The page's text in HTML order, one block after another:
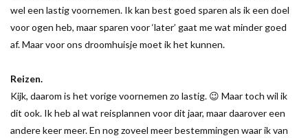
wel een lastig voornemen. Ik kan best goed sparen als ik een doel
voor ogen heb, maar sparen voor ‘later’ gaat me wat minder goed
af. Maar voor ons droomhuisje moet ik het kunnen.
Reizen.
Kijk, daarom is het vorige voornemen zo lastig. 😉 Maar toch wil ik
dit ook. Ik heb al wat reisplannen voor dit jaar, maar daarover een
andere keer meer. En nog zoveel meer bestemmingen waar ik van